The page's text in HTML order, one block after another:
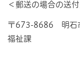
＜郵送の場合の送
〒673-8686 明石
福祉課